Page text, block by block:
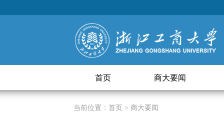
首页 商大要闻
当前位置： 首页 > 商大要闻